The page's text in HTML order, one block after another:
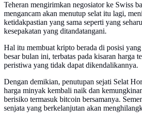
Teheran mengirimkan negosiator ke Swiss
mengancam akan menutup selat itu lagi,
ketidakpastian yang sama seperti yang
kesepakatan yang ditandatangani.
Hal itu membuat kripto berada di posisi yang
besar bulan ini, terbatas pada kisaran harga
peristiwa yang tidak dapat dikendalikannya.
Dengan demikian, penutupan sejati Selat
harga minyak kembali naik dan
berisiko termasuk bitcoin bersamanya.
senjata yang berkelanjutan akan